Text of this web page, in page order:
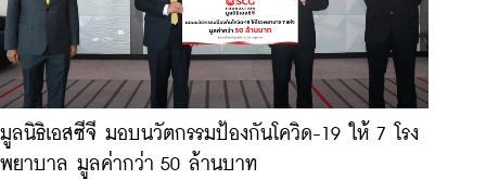
มูลนิธิเอสซีจี มอบนวัตกรรมป้องกันโควิด-19 ให้ 7 โรง
พยาบาล มูลค่ากว่า 50 ล้านบาท